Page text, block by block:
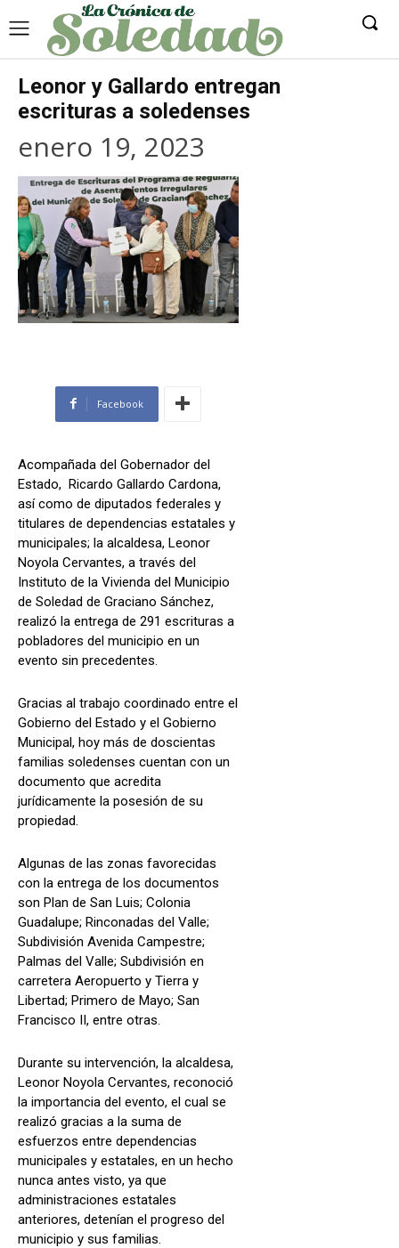
Leonor y Gallardo entregan
escrituras a soledenses
enero 19, 2023
Facebook
Acompañada del Gobernador del
Estado, Ricardo Gallardo Cardona,
así como de diputados federales y
titulares de dependencias estatales y
municipales; la alcaldesa, Leonor
Noyola Cervantes, a través del
Instituto de la Vivienda del Municipio
de Soledad de Graciano Sánchez,
realizó la entrega de 291 escrituras a
pobladores del municipio en un
evento sin precedentes.
Gracias al trabajo coordinado entre el
Gobierno del Estado y el Gobierno
Municipal, hoy más de doscientas
familias soledenses cuentan con un
documento que acredita
jurídicamente la posesión de su
propiedad.
Algunas de las zonas favorecidas
con la entrega de los documentos
son Plan de San Luis; Colonia
Guadalupe; Rinconadas del Valle;
Subdivisión Avenida Campestre;
Palmas del Valle; Subdivisión en
carretera Aeropuerto y Tierra y
Libertad; Primero de Mayo; San
Francisco II, entre otras.
Durante su intervención, la alcaldesa,
Leonor Noyola Cervantes, reconoció
la importancia del evento, el cual se
realizó gracias a la suma de
esfuerzos entre dependencias
municipales y estatales, en un hecho
nunca antes visto, ya que
administraciones estatales
anteriores, detenían el progreso del
municipio y sus familias.